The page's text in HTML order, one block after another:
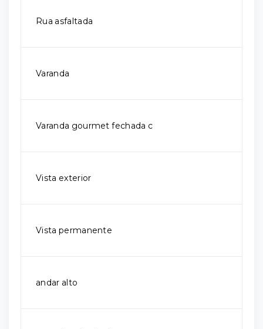
Rua asfaltada
Varanda
Varanda gourmet fechada c
Vista exterior
Vista permanente
andar alto